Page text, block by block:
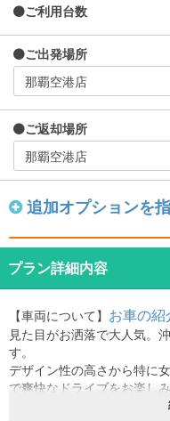
ご利用台数
ご出発場所
ご返却場所
追加オプションを
プラン詳細内容
【車両について】 お車の紹
見た目がお洒落で大人気。
す。
デザイン性の高さから特に
で爽快なドライブをお楽し
※車両カラーの指定はでき